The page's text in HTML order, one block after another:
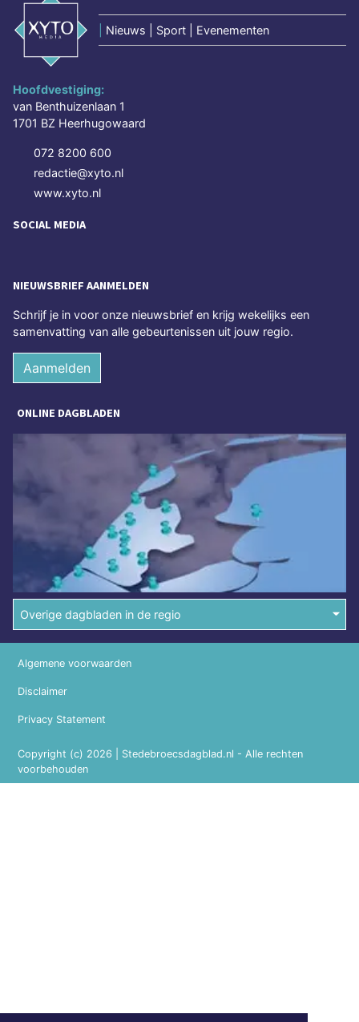
Nieuws | Sport | Evenementen
Hoofdvestiging:
van Benthuizenlaan 1
1701 BZ Heerhugowaard
072 8200 600
redactie@xyto.nl
www.xyto.nl
SOCIAL MEDIA
NIEUWSBRIEF AANMELDEN
Schrijf je in voor onze nieuwsbrief en krijg wekelijks een
samenvatting van alle gebeurtenissen uit jouw regio.
Aanmelden
ONLINE DAGBLADEN
Overige dagbladen in de regio
Copyright (c) 2026 | Stedebroecsdagblad.nl - Alle rechten
voorbehouden
Algemene voorwaarden
Disclaimer
Privacy Statement